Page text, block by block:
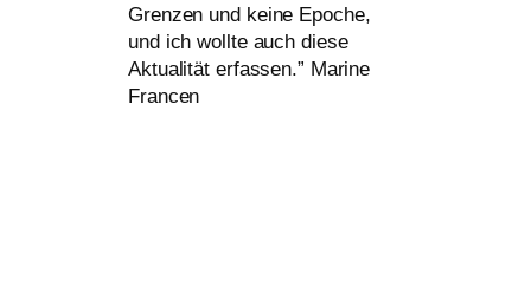
Grenzen und kei­ne Epoche,
und ich woll­te auch die­se
Aktualität erfas­sen.” Marine
Francen